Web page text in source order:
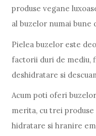
produse vegane
al buzelor numai bune
Pielea buzelor este
factorii duri de mediu,
deshidratare si
Acum poti oferi
merita, cu trei
hidratare si hranire